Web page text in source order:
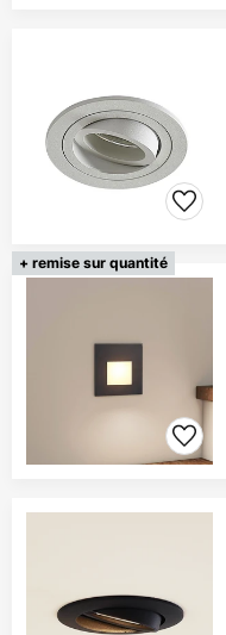
+ remise sur quantité